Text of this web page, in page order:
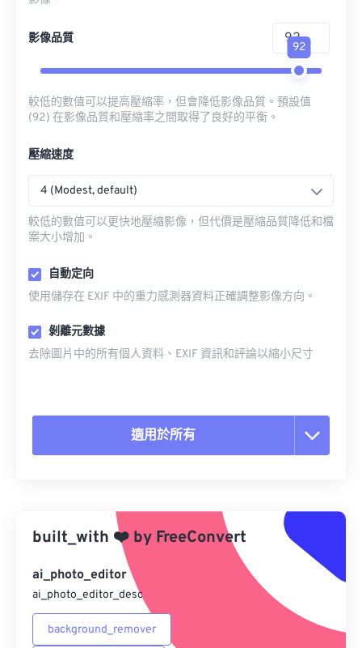
影像品質
92
較低的數值可以提高壓縮率，但會降低影像品質。預設值
(92) 在影像品質和壓縮率之間取得了良好的平衡。
壓縮速度
4 (Modest, default)
較低的數值可以更快地壓縮影像，但代價是壓縮品質降低和檔
案大小增加。
自動定向
使用儲存在 EXIF 中的重力感測器資料正確調整影像方向。
剝離元數據
去除圖片中的所有個人資料、EXIF 資訊和評論以縮小尺寸
適用於所有
另存為預設
built_with ❤️ by FreeConvert
ai_photo_editor
ai_photo_editor_desc
background_remover